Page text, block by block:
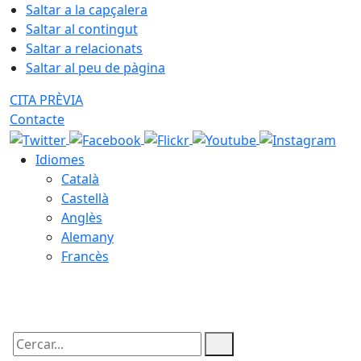
Saltar a la capçalera
Saltar al contingut
Saltar a relacionats
Saltar al peu de pàgina
CITA PRÈVIA
Contacte
Idiomes
Català
Castellà
Anglès
Alemany
Francès